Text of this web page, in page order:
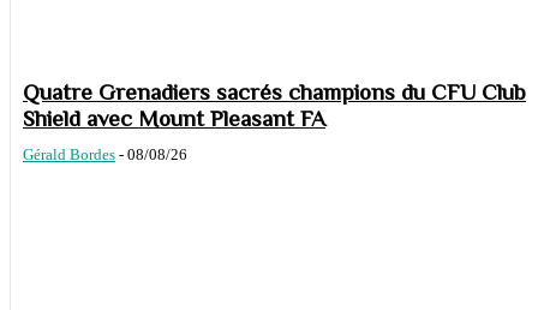
Quatre Grenadiers sacrés champions du CFU Club
Shield avec Mount Pleasant FA
Gérald Bordes - 08/08/26